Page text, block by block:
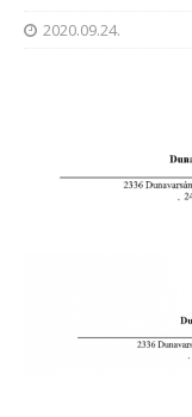
2020.09.24.